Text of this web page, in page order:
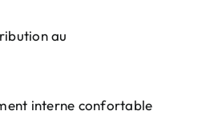
au
interne confortable